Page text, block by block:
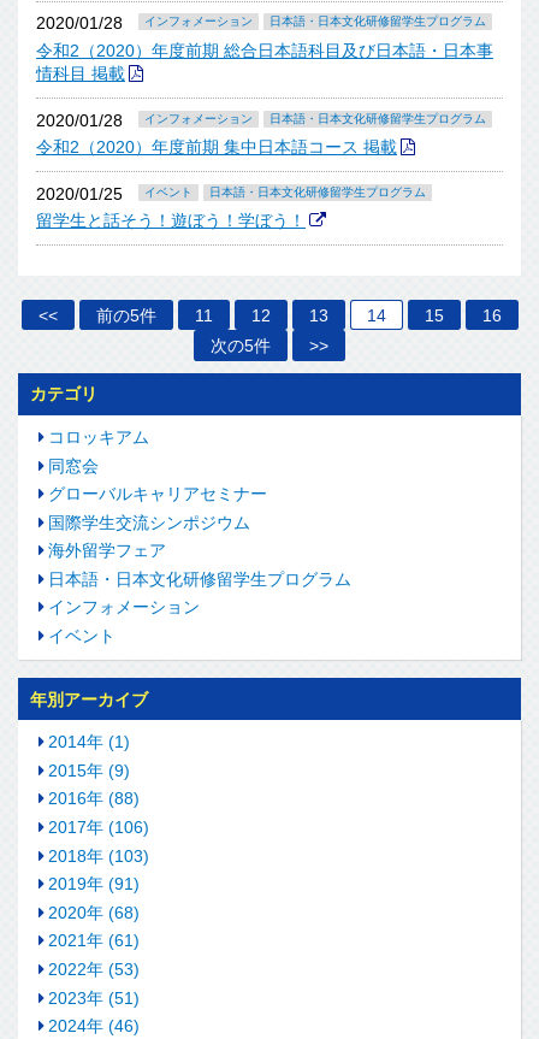
2020/01/28 インフォメーション 日本語・日本文化研修留学生プログラム
令和2（2020）年度前期 総合日本語科目及び日本語・日本事
情科目 掲載
2020/01/28 インフォメーション 日本語・日本文化研修留学生プログラム
令和2（2020）年度前期 集中日本語コース 掲載
2020/01/25 イベント 日本語・日本文化研修留学生プログラム
留学生と話そう！遊ぼう！学ぼう！
<< 前の5件 11 12 13 14 15
16
次の5件
>>
カテゴリ
コロッキアム
同窓会
グローバルキャリアセミナー
国際学生交流シンポジウム
海外留学フェア
日本語・日本文化研修留学生プログラム
インフォメーション
イベント
年別アーカイブ
2014年 (1)
2015年 (9)
2016年 (88)
2017年 (106)
2018年 (103)
2019年 (91)
2020年 (68)
2021年 (61)
2022年 (53)
2023年 (51)
2024年 (46)